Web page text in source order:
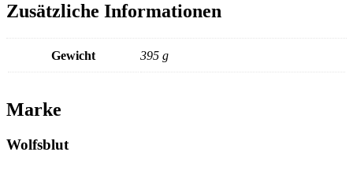
Zusätzliche Informationen
Gewicht 395 g
Marke
Wolfsblut